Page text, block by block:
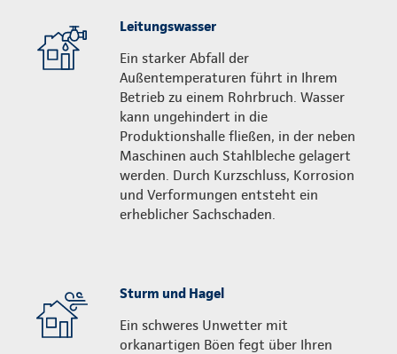
Leitungswasser
Ein starker Abfall der
Außentemperaturen führt in Ihrem
Betrieb zu einem Rohrbruch. Wasser
kann ungehindert in die
Produktionshalle fließen, in der neben
Maschinen auch Stahlbleche gelagert
werden. Durch Kurzschluss, Korrosion
und Verformungen entsteht ein
erheblicher Sachschaden.
Sturm und Hagel
Ein schweres Unwetter mit
orkanartigen Böen fegt über Ihren